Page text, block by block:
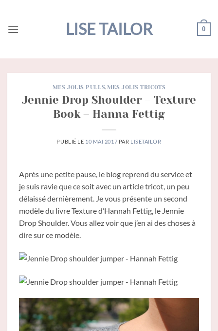
contenu
LISE TAILOR 0
MES JOLIS PULLS,MES JOLIS TRICOTS
Jennie Drop Shoulder – Texture
Book – Hanna Fettig
PUBLIÉ LE 10 MAI 2017 PAR LISETAILOR
Après une petite pause, le blog reprend du service et
je suis ravie que ce soit avec un article tricot, un peu
délaissé dernièrement. Je vous présente un second
modèle du livre Texture d’Hannah Fettig, le Jennie
Drop Shoulder. Vous allez voir que j’en ai des choses à
dire sur ce modèle.